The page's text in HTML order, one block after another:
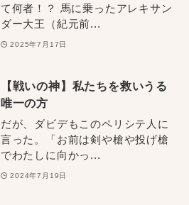
て何者！？ 馬に乗ったアレキサン
ダー大王（紀元前...
2025年7月17日
【戦いの神】私たちを救いうる
唯一の方
だが、ダビデもこのペリシテ人に
言った。「お前は剣や槍や投げ槍
でわたしに向かっ...
2024年7月19日